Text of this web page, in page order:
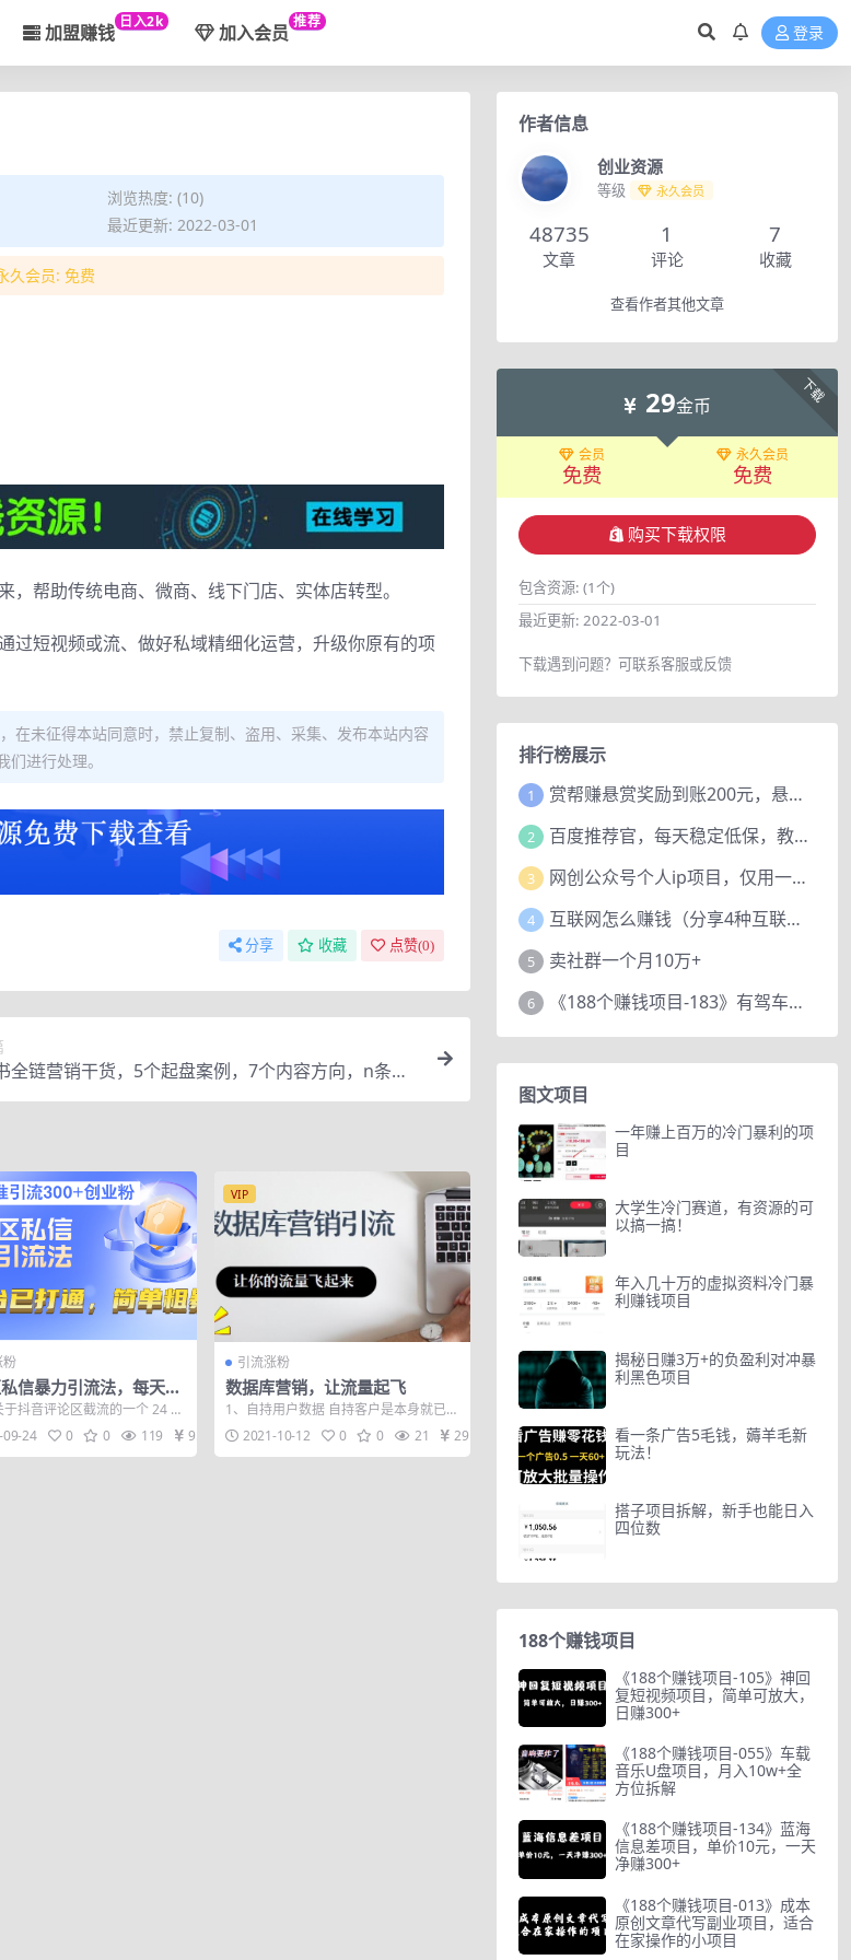
加盟赚钱 日入2k 加入会员 推荐
登录
浏览热度: (10)
最近更新: 2022-03-01
久会员: 免费
帮助传统电商、微商、线下门店、实体店转型。
过短视频或流、做好私域精细化运营，升级你原有的项
在未征得本站同意时，禁止复制、盗用、采集、发布本站内容
进行处理。
分享 收藏 点赞(0)
全链营销干货，5个起盘案例，7个内容方向，n条避
粉
信暴力引流法，每天精
创业粉，全平台已
单粗暴
抖音评论区截流的一个 24 年
法。那么看过我课程的人应该
24 0 0 119 9.9
VIP
引流涨粉
数据库营销，让流量起飞
1、自持用户数据 自持客户是本身就已经
拥有的大批用户资源，这些用户对商家
而言，就...
2021-10-12 0 0 21 29
作者信息
创业资源
等级 永久会员
48735
文章
1
评论
7
收藏
查看作者其他文章
下载
29金币
会员
免费
永久会员
免费
购买下载权限
包含资源: (1个)
最近更新: 2022-03-01
下载遇到问题？可联系客服或反馈
排行榜展示
1 赏帮赚悬赏奖励到账200元，悬赏任务多劳多得，人人可做。
2 百度推荐官，每天稳定低保，教程赠上
3 网创公众号个人ip项目，仅用一篇文章做到全网引流！
4 互联网怎么赚钱（分享4种互联网赚钱模式）
5 卖社群一个月10万+
6 《188个赚钱项目-183》有驾车评项目，动动小手，复制粘贴赚44元！
图文项目
一年赚上百万的冷门暴利的项
目
大学生冷门赛道，有资源的可
以搞一搞！
年入几十万的虚拟资料冷门暴
利赚钱项目
揭秘日赚3万+的负盈利对冲暴
利黑色项目
看一条广告5毛钱，薅羊毛新
玩法！
搭子项目拆解，新手也能日入
四位数
188个赚钱项目
《188个赚钱项目-105》神回
复短视频项目，简单可放大，
日赚300+
《188个赚钱项目-055》车载
音乐U盘项目，月入10w+全
方位拆解
《188个赚钱项目-134》蓝海
信息差项目，单价10元，一天
净赚300+
《188个赚钱项目-013》成本
原创文章代写副业项目，适合
在家操作的小项目